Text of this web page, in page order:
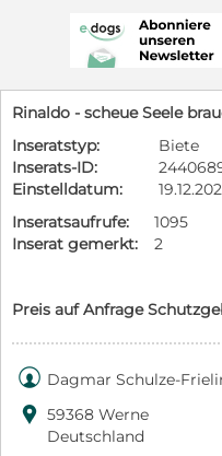
Rinaldo - scheue Seele
Inseratstyp:
Biete
Inserats-ID:
Einstelldatum:
Inseratsaufrufe:
1095
Inserat gemerkt:
2
Preis auf Anfrage
 Dagmar Schulze-
 59368 Werne
Deutschland